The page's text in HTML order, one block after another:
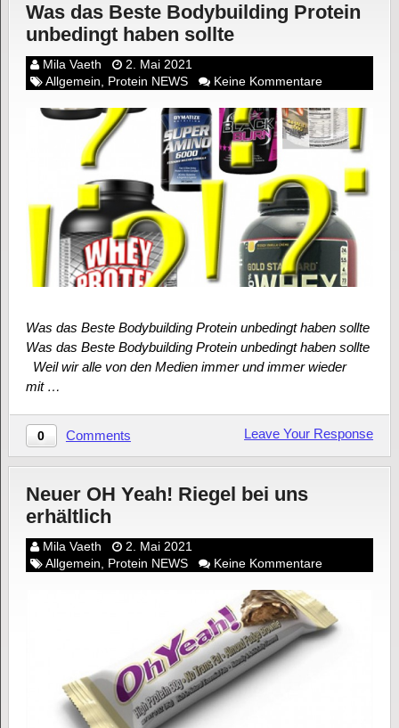
Was das Beste Bodybuilding Protein
unbedingt haben sollte
Mila Vaeth
2. Mai 2021
Allgemein, Protein NEWS Keine Kommentare
Was das Beste Bodybuilding Protein unbedingt haben sollte
Was das Beste Bodybuilding Protein unbedingt haben sollte
Weil wir alle von den Medien immer und immer wieder
mit …
0 Comments Leave Your Response
Neuer OH Yeah! Riegel bei uns
erhältlich
Mila Vaeth
2. Mai 2021
Allgemein
Protein NEWS Keine Kommentare